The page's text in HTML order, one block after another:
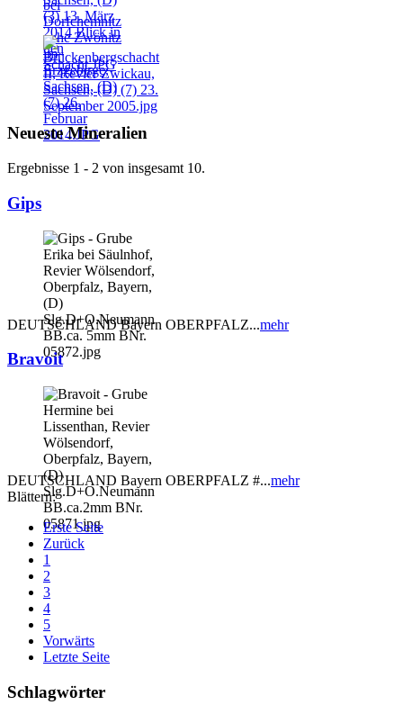
Neueste Mineralien
Ergebnisse 1 - 2 von insgesamt 10.
Gips
DEUTSCHLAND Bayern OBERPFALZ...mehr
Bravoit
DEUTSCHLAND Bayern OBERPFALZ #...mehr
Blättern:
Erste Seite
Zurück
1
2
3
4
5
Vorwärts
Letzte Seite
Schlagwörter